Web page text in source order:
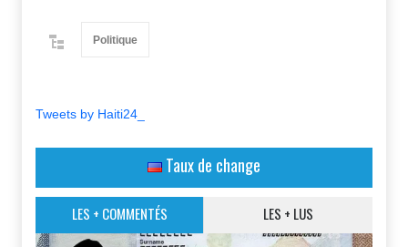
Politique
Tweets by Haiti24_
Taux de change
LES + COMMENTÉS LES + LUS